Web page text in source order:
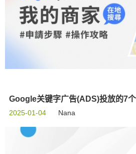
Google关键字广告(ADS)投放的7
2025-01-04 Nana